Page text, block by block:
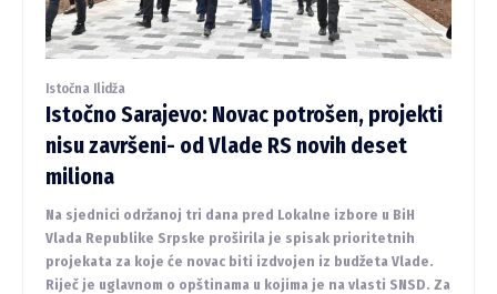
Istočna Ilidža
Istočno Sarajevo: Novac potrošen, projekti
nisu završeni- od Vlade RS novih deset
miliona
Na sjednici održanoj tri dana pred Lokalne izbore u BiH
Vlada Republike Srpske proširila je spisak prioritetnih
projekata za koje će novac biti izdvojen iz budžeta Vlade.
Riječ je uglavnom o opštinama u kojima je na vlasti SNSD. Za